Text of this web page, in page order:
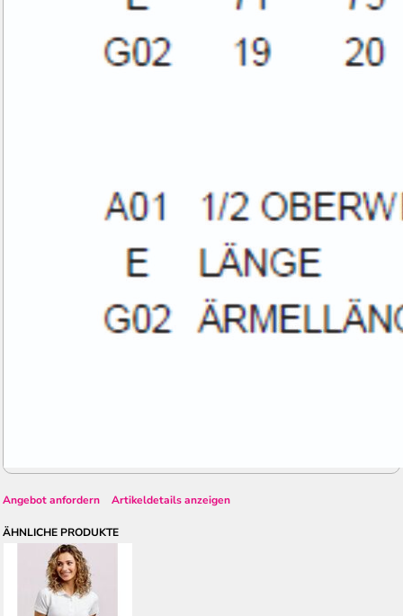
Angebot anfordern Artikeldetails anzeigen
ÄHNLICHE PRODUKTE